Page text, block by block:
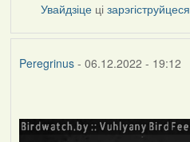
Увайдзіце цізарэгіструйцеся
Peregrinus- 06.12.2022 - 19:12